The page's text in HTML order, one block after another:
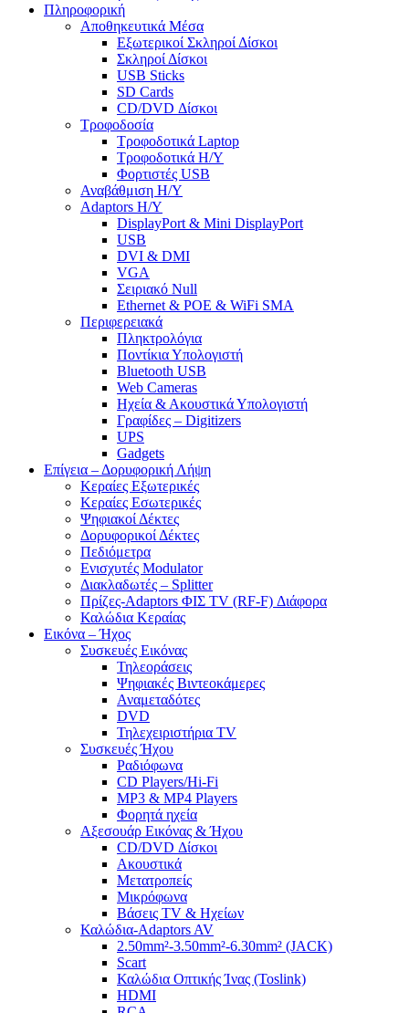
Πληροφορική
Αποθηκευτικά Μέσα
Εξωτερικοί Σκληροί Δίσκοι
Σκληροί Δίσκοι
USB Sticks
SD Cards
CD/DVD Δίσκοι
Τροφοδοσία
Τροφοδοτικά Laptop
Τροφοδοτικά Η/Υ
Φορτιστές USB
Αναβάθμιση Η/Υ
Adaptors Η/Υ
DisplayPort & Mini DisplayPort
USB
DVI & DMI
VGA
Σειριακό Null
Ethernet & POE & WiFi SMA
Περιφερειακά
Πληκτρολόγια
Ποντίκια Υπολογιστή
Bluetooth USB
Web Cameras
Ηχεία & Ακουστικά Υπολογιστή
Γραφίδες – Digitizers
UPS
Gadgets
Επίγεια – Δορυφορική Λήψη
Κεραίες Εξωτερικές
Κεραίες Εσωτερικές
Ψηφιακοί Δέκτες
Δορυφορικοί Δέκτες
Πεδιόμετρα
Ενισχυτές Modulator
Διακλαδωτές – Splitter
Πρίζες-Adaptors ΦΙΣ TV (RF-F) Διάφορα
Καλώδια Κεραίας
Εικόνα – Ήχος
Συσκευές Εικόνας
Τηλεοράσεις
Ψηφιακές Βιντεοκάμερες
Αναμεταδότες
DVD
Τηλεχειριστήρια TV
Συσκευές Ήχου
Ραδιόφωνα
CD Players/Hi-Fi
MP3 & MP4 Players
Φορητά ηχεία
Αξεσουάρ Εικόνας & Ήχου
CD/DVD Δίσκοι
Ακουστικά
Μετατροπείς
Μικρόφωνα
Βάσεις TV & Ηχείων
Καλώδια-Adaptors AV
2.50mm²-3.50mm²-6.30mm² (JACK)
Scart
Καλώδια Οπτικής Ίνας (Toslink)
HDMI